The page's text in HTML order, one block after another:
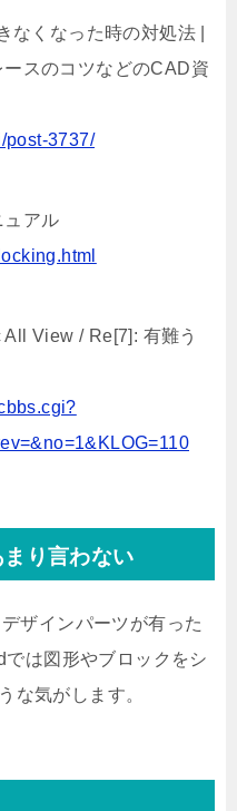
くなった時の対処法 |
スのコツなどのCAD資
post-3737/
アル
View / Re[7]: 有難う
り言わない
ザインパーツが有った
は図形やブロックをシ
な気がします。